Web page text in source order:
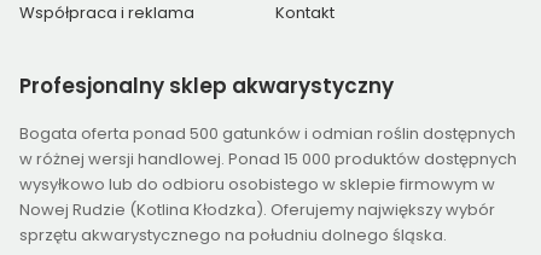
Współpraca i reklama Kontakt
Profesjonalny sklep akwarystyczny
Bogata oferta ponad 500 gatunków i odmian roślin dostępnych
w różnej wersji handlowej. Ponad 15 000 produktów dostępnych
wysyłkowo lub do odbioru osobistego w sklepie firmowym w
Nowej Rudzie (Kotlina Kłodzka). Oferujemy największy wybór
sprzętu akwarystycznego na południu dolnego śląska.